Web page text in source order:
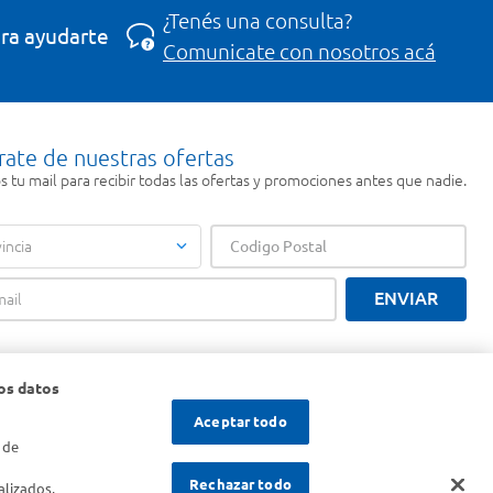
ayudarte
¿Tenés una consulta?
Comunicate con nosotros acá
de nuestras ofertas
tu mail para recibir todas las ofertas y promociones antes que nadie.
ENVIAR
datos
Aceptar todo
Rechazar todo